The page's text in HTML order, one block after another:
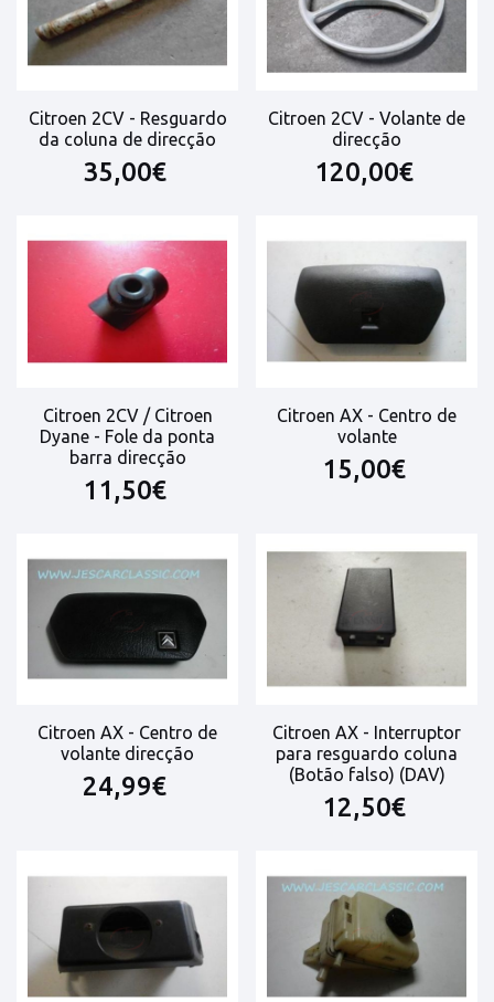
Citroen 2CV - Resguardo
da coluna de direcção
35,00€
Citroen 2CV - Volante de
direcção
120,00€
Citroen 2CV / Citroen
Dyane - Fole da ponta
barra direcção
11,50€
Citroen AX - Centro de
volante
15,00€
Citroen AX - Centro de
volante direcção
24,99€
Citroen AX - Interruptor
para resguardo coluna
(Botão falso) (DAV)
12,50€